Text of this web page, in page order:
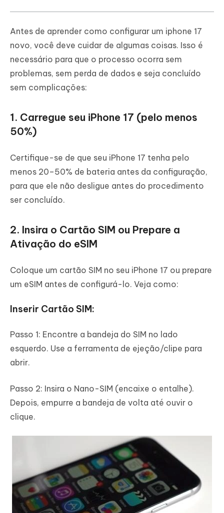
Antes de aprender como configurar um iphone 17
novo, você deve cuidar de algumas coisas. Isso é
necessário para que o processo ocorra sem
problemas, sem perda de dados e seja concluído
sem complicações:
1. Carregue seu iPhone 17 (pelo menos
50%)
Certifique-se de que seu iPhone 17 tenha pelo
menos 20–50% de bateria antes da configuração,
para que ele não desligue antes do procedimento
ser concluído.
2. Insira o Cartão SIM ou Prepare a
Ativação do eSIM
Coloque um cartão SIM no seu iPhone 17 ou prepare
um eSIM antes de configurá-lo. Veja como:
Inserir Cartão SIM:
Passo 1: Encontre a bandeja do SIM no lado
esquerdo. Use a ferramenta de ejeção/clipe para
abrir.
Passo 2: Insira o Nano-SIM (encaixe o entalhe).
Depois, empurre a bandeja de volta até ouvir o
clique.